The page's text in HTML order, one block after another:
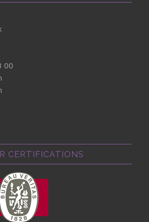
00
CERTIFICATIONS